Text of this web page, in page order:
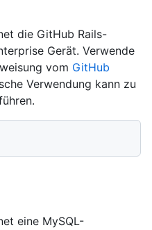
die GitHub Rails-
Gerät. Verwende
vom GitHub
Verwendung kann zu
eine MySQL-